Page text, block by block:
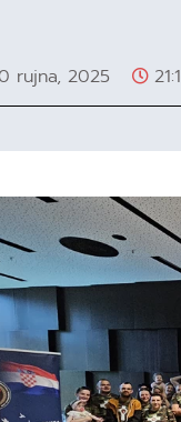
rujna, 2025